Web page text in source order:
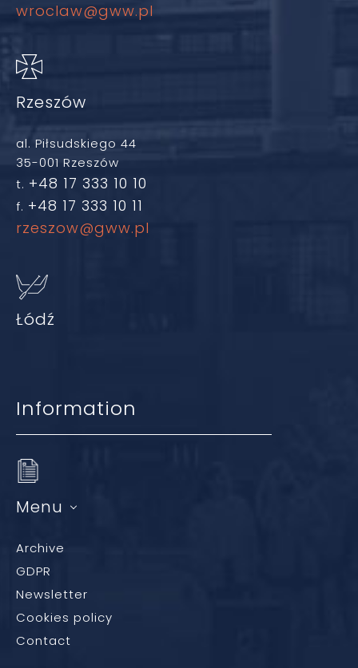
wroclaw@gww.pl
Rzeszów
al. Piłsudskiego 44
35-001 Rzeszów
t. +48 17 333 10 10
f. +48 17 333 10 11
rzeszow@gww.pl
Łódź
Information
Menu
Archive
GDPR
Newsletter
Cookies policy
Contact